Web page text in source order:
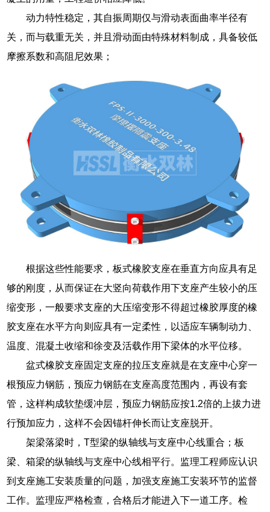
动力特性稳定，其自振周期仅与滑动表面曲率半径有
关，而与载重无关，并且滑动面由特殊材料制成，具备较低
摩擦系数和高阻尼效果；
根据这些性能要求，板式橡胶支座在垂直方向应具有足
够的刚度，从而保证在大竖向荷载作用下支座产生较小的压
缩变形，一般要求支座的大压缩变形不得超过橡胶厚度的橡
胶支座在水平方向则应具有一定柔性，以适应车辆制动力、
温度、混凝土收缩和徐变及活载作用下梁体的水平位移。
盆式橡胶支座固定支座的拉压支座就是在支座中心穿一
根预应力钢筋，预应力钢筋在支座高度范围内，再设有套
管，这样构成软垫缓冲层，预应力钢筋应按1.2倍的上拔力进
行预加应力，这样不会因锚杆伸长而让支座脱开。
架梁落梁时，T型梁的纵轴线与支座中心线重合；板
梁、箱梁的纵轴线与支座中心线相平行。监理工程师应认识
到支座施工安装质量的问题，加强支座施工安装环节的监督
工作。监理应严格检查，合格后才能进入下一道工序。检